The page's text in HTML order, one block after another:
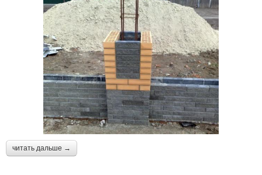
читать дальше →